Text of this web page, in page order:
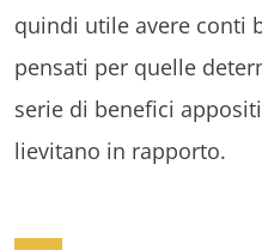
quindi utile avere conti
pensati per quelle
serie di benefici
lievitano in rapporto.